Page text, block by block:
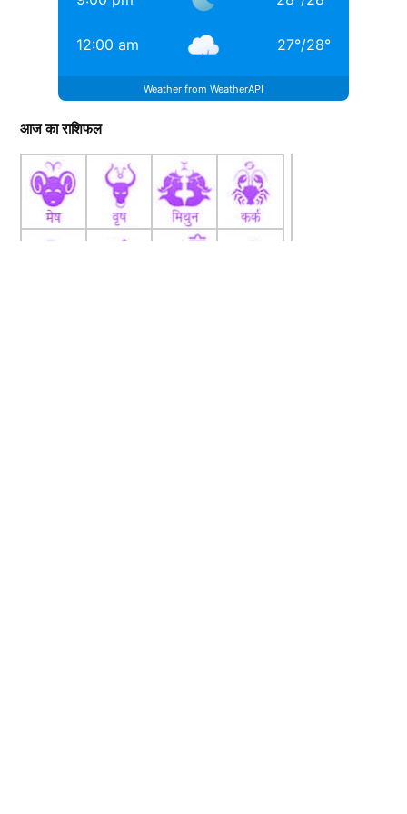
12:00 am 27°/28°
Weather from WeatherAPI
आज का राशिफल